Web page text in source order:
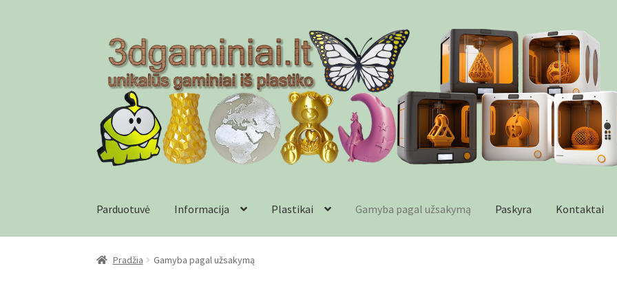
Pereiti
meniu
Pereiti
turinio
Parduotuvė Informacija Plastikai Gamyba pagal užsakymą Paskyra Kontaktai
PradžiaCheckout Gamyba pagal užsakymą
Pradžia Gamyba pagal užsakymą